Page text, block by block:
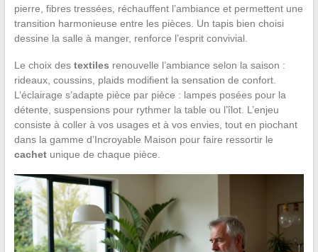
pierre, fibres tressées, réchauffent l’ambiance et permettent une
transition harmonieuse entre les pièces. Un tapis bien choisi
dessine la salle à manger, renforce l’esprit convivial.
Le choix des textiles renouvelle l’ambiance selon la saison :
rideaux, coussins, plaids modifient la sensation de confort.
L’éclairage s’adapte pièce par pièce : lampes posées pour la
détente, suspensions pour rythmer la table ou l’îlot. L’enjeu
consiste à coller à vos usages et à vos envies, tout en piochant
dans la gamme d’Incroyable Maison pour faire ressortir le
cachetunique de chaque pièce.